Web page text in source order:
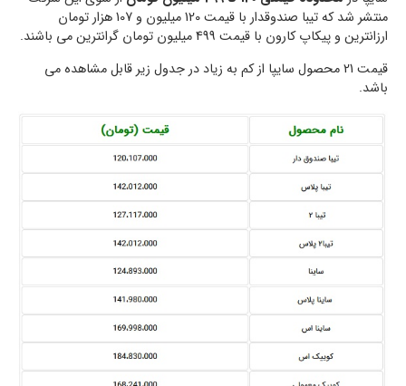
منتشر شد که تیبا صندوقدار با قیمت 120 میلیون و 107 هزار تومان
ارزانترین و پیکاپ کارون با قیمت 499 میلیون تومان گرانترین می باشند.
قیمت 21 محصول سایپا از کم به زیاد در جدول زیر قابل مشاهده می
باشد.